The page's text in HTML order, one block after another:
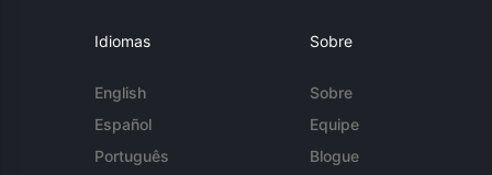
Idiomas
English
Español
Português
Sobre
Sobre
Equipe
Blogue